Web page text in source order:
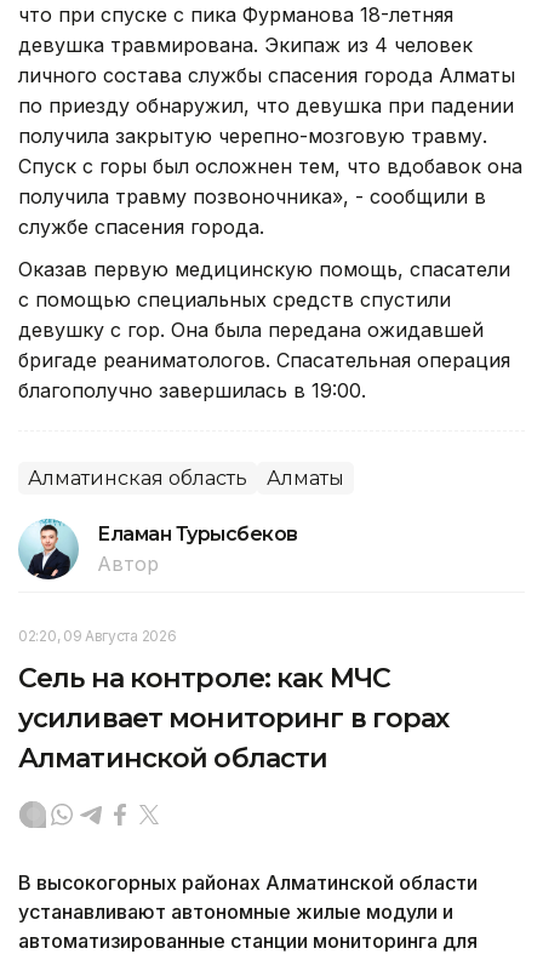
что при спуске с пика Фурманова 18-летняя
девушка травмирована. Экипаж из 4 человек
личного состава службы спасения города Алматы
по приезду обнаружил, что девушка при падении
получила закрытую черепно-мозговую травму.
Спуск с горы был осложнен тем, что вдобавок она
получила травму позвоночника», - сообщили в
службе спасения города.
Оказав первую медицинскую помощь, спасатели
с помощью специальных средств спустили
девушку с гор. Она была передана ожидавшей
бригаде реаниматологов. Спасательная операция
благополучно завершилась в 19:00.
Алматинская область Алматы
Еламан Турысбеков
Автор
02:20, 09 Августа 2026
Сель на контроле: как МЧС
усиливает мониторинг в горах
Алматинской области
В высокогорных районах Алматинской области
устанавливают автономные жилые модули и
автоматизированные станции мониторинга для